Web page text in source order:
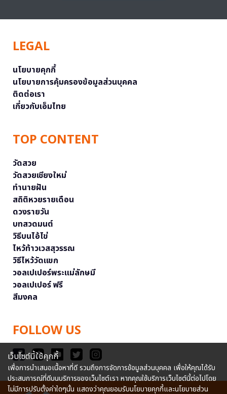
LEGAL
นโยบายคุกกี้
นโยบายการคุ้มครองข้อมูลส่วนบุคคล
ติดต่อเรา
เกี่ยวกับเอ็มไทย
TOP CONTENT
วัดสวย
วัดสวยเชียงใหม่
ทำนายฝัน
สถิติหวยรายเดือน
ดวงรายวัน
บทสวดมนต์
วิธีบนไอ้ไข่
ไหว้ท้าวเวสสุวรรณ
วิธีไหว้วัดแขก
วอลเปเปอร์พระแม่ลักษมี
วอลเปเปอร์ ฟรี
สีมงคล
FOLLOW US
เว็บไซต์นี้ใช้คุกกี้
เพื่อการนำเสนอเนื้อหาที่ดี รวมถึงการจัดการข้อมูลส่วนบุคคล เพื่อให้คุณได้รับ
ประสบการณ์ที่ดีบนบริการของเว็บไซต์เรา หากคุณใช้บริการเว็บไซต์นี้ต่อไปโดย
ไม่มีการปรับตั้งค่าใดๆนั้น แสดงว่าคุณยอมรับนโยบายคุกกี้และนโยบายส่วน